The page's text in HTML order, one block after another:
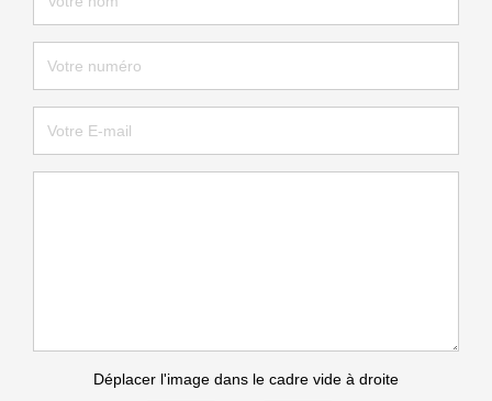
Déplacer l'image dans le cadre vide à droite